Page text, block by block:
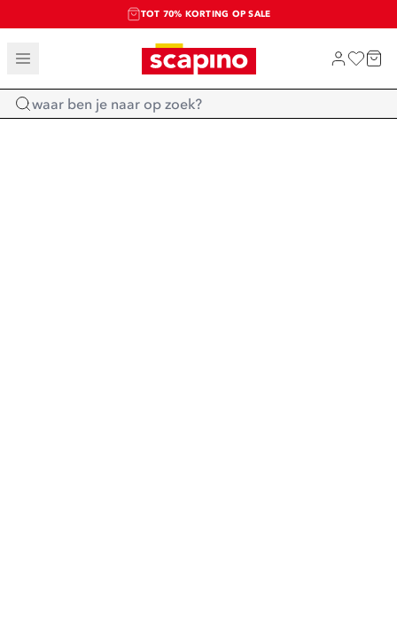
TOT 70% KORTING OP SALE
SALE: LAATSTE KANS!
SHOP NIEUW
Home